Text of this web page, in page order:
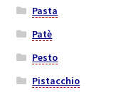
Pasta
Patè
Pesto
Pistacchio